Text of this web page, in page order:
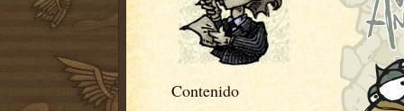
Contenido